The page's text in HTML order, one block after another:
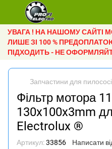
УВАГА ! НА НАШОМУ САЙТІ
ЛИШЕ ЗІ 100 %
ПІДХОДИТЬ - НЕ
Запчастини для
Фільтр мотора
130x100x3mm
Electrolux ®
Артикул:33856 Написати